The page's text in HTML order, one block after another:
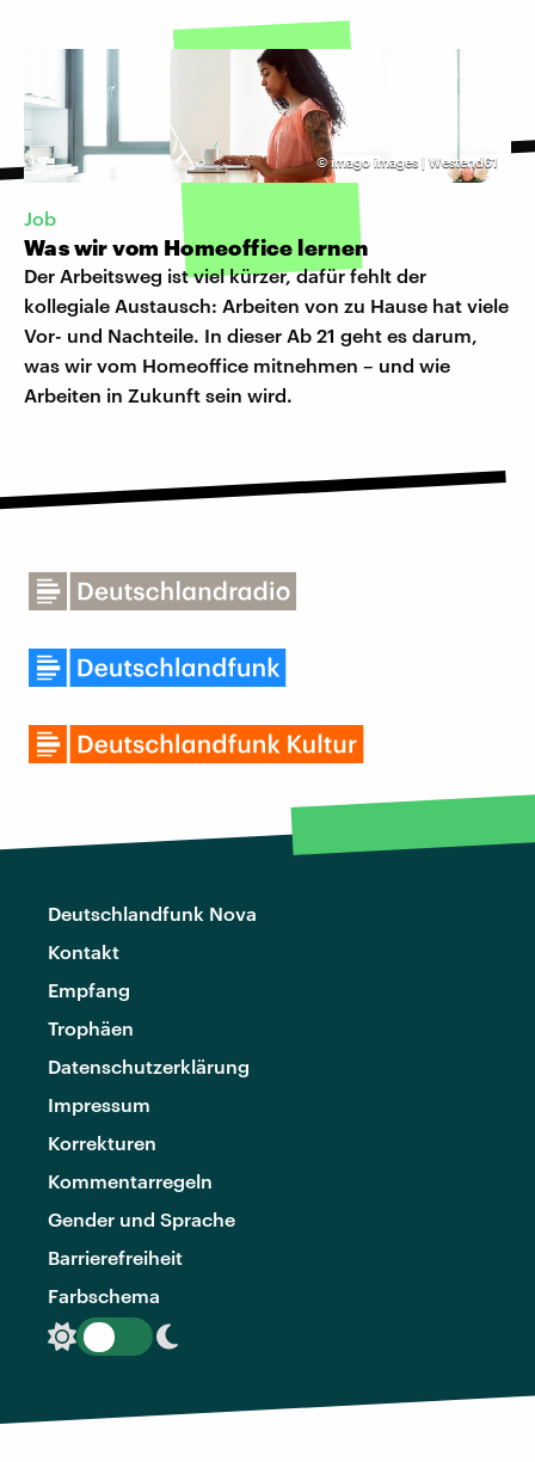
©imago images | Westend61
Job
Was wir vom Homeoffice lernen
Der Arbeitsweg ist viel kürzer, dafür fehlt der
kollegiale Austausch: Arbeiten von zu Hause hat viele
Vor- und Nachteile. In dieser Ab 21 geht es darum,
was wir vom Homeoffice mitnehmen – und wie
Arbeiten in Zukunft sein wird.
Deutschlandfunk Nova
Kontakt
Empfang
Trophäen
Datenschutzerklärung
Impressum
Korrekturen
Kommentarregeln
Gender und Sprache
Barrierefreiheit
Farbschema